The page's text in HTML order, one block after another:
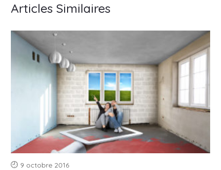
Articles Similaires
9 octobre 2016